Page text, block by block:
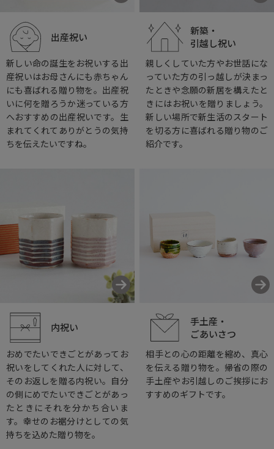
出産祝い
新しい命の誕生をお祝いする出
産祝いはお母さんにも赤ちゃん
にも喜ばれる贈り物を。出産祝
いに何を贈ろうか迷っている方
へおすすめの出産祝いです。生
まれてくれてありがとうの気持
ちを伝えたいですね。
新築・
引越し祝い
親しくしていた方やお世話にな
っていた方の引っ越しが決まっ
たときや念願の新居を構えたと
きにはお祝いを贈りましょう。
新しい場所で新生活のスタート
を切る方に喜ばれる贈り物のご
紹介です。
内祝い
おめでたいできごとがあってお
祝いをしてくれた人に対して、
そのお返しを贈る内祝い。自分
の側にめでたいできごとがあっ
たときにそれを分かち合いま
す。幸せのお裾分けとしての気
持ちを込めた贈り物を。
手土産・
ごあいさつ
相手との心の距離を縮め、真心
を伝える贈り物を。帰省の際の
手土産やお引越しのご挨拶にお
すすめのギフトです。